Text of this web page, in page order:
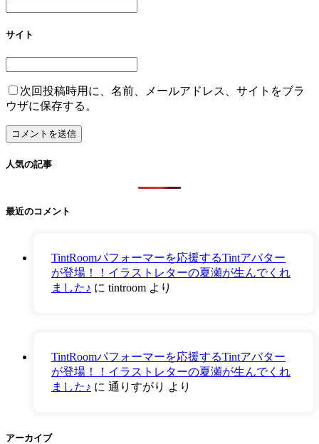
サイト
次回投稿時用に、名前、メールアドレス、サイトをブラ
ウザに保存する。
人気の記事
最近のコメント
TintRoomパフォーマーを応援するTintアバター
が登場！！イラストレターの夏瀬が生んでくれ
ました♪ に tintroom より
TintRoomパフォーマーを応援するTintアバター
が登場！！イラストレターの夏瀬が生んでくれ
ました♪ に 通りすがり より
アーカイブ